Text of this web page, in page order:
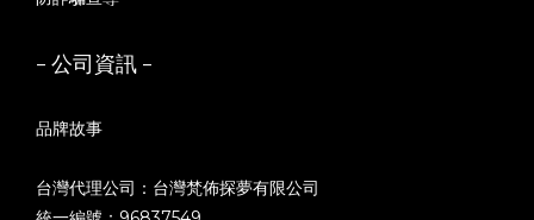
- 公司資訊 -
品牌故事
台灣代理公司：台灣梵佈探夢有限公司